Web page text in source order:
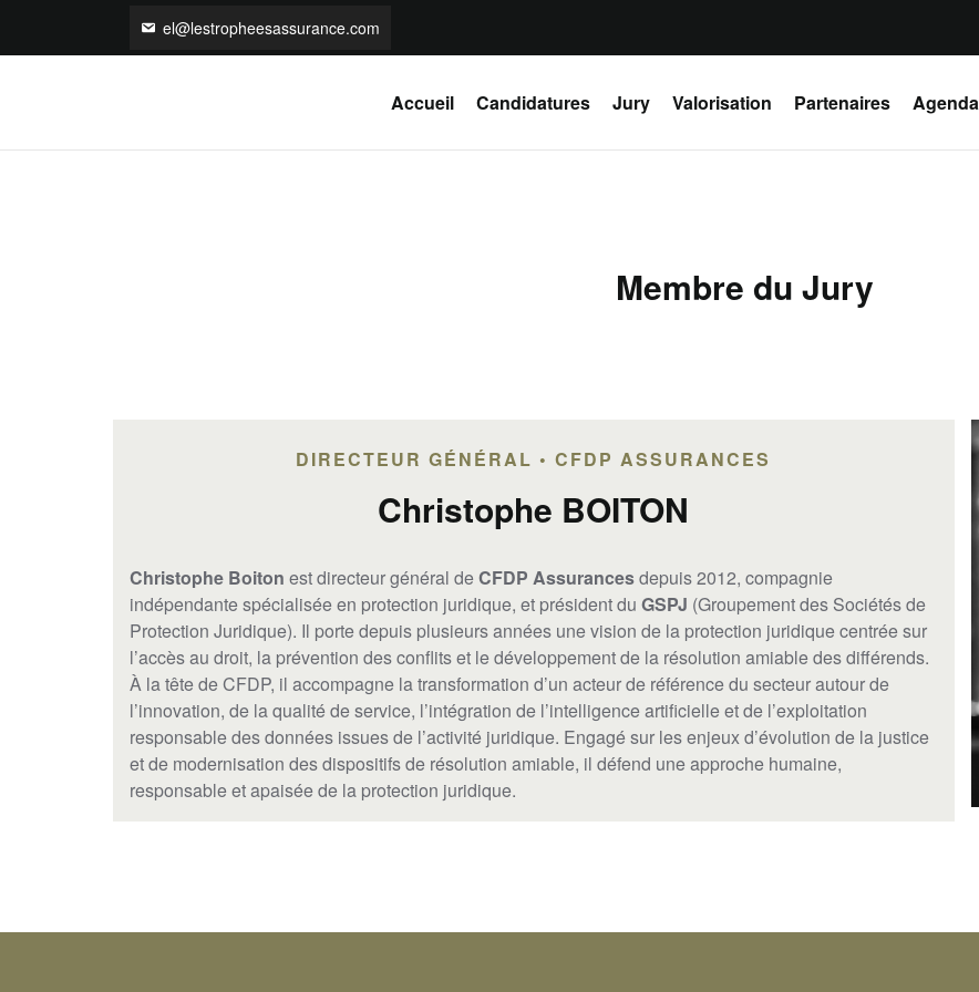
el@lestropheesassurance.com
Accueil Candidatures Jury Valorisation Partenaires Agenda
Membre du Jury
DIRECTEUR GÉNÉRAL • CFDP ASSURANCES
Christophe BOITON
Christophe Boiton est directeur général deCFDP Assurancesdepuis 2012, compagnie
indépendante spécialisée en protection juridique, et président du GSPJ (Groupement des Sociétés de
Protection Juridique). Il porte depuis plusieurs années une vision de la protection juridique centrée sur
l’accès au droit, la prévention des conflits et le développement de la résolution amiable des différends.
À la tête de CFDP, il accompagne la transformation d’un acteur de référence du secteur autour de
l’innovation, de la qualité de service, l’intégration de l’intelligence artificielle et de l’exploitation
responsable des données issues de l’activité juridique. Engagé sur les enjeux d’évolution de la justice
et de modernisation des dispositifs de résolution amiable, il défend une approche humaine,
responsable et apaisée de la protection juridique.